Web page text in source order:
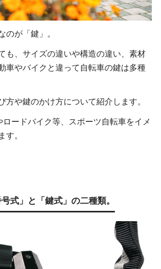
のが「鍵」。
も、サイズの違いや構造の違い、素材
車やバイクと違って自転車の鍵は多種
方や鍵のかけ方について紹介します。
ードバイク等、スポーツ自転車をイメ
す。
式」と「鍵式」の二種類。